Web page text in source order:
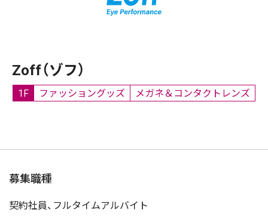
Zoff（ゾフ）
1F ファッショングッズ メガネ＆コンタクトレンズ
募集職種
契約社員、フルタイムアルバイト